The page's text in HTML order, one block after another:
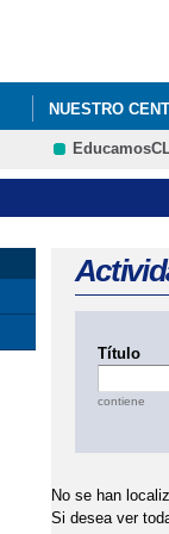
NUESTRO
DÍA
Título
contiene
No se han
Si desea ver